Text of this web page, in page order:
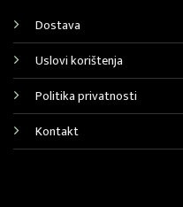
Dostava
Uslovi korištenja
Politika privatnosti
Kontakt